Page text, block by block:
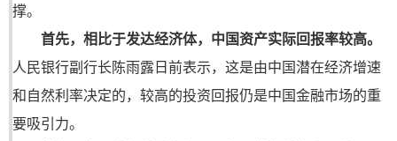
撑。
首先，相比于发达经济体，中国资产实际回报率较高。
人民银行副行长陈雨露日前表示，这是由中国潜在经济增速
和自然利率决定的，较高的投资回报仍是中国金融市场的重
要吸引力。